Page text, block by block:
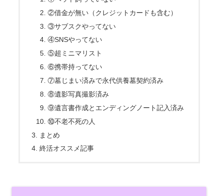
②借金が無い（クレジットカードも含む）
③サブスクやってない
④SNSやってない
⑤超ミニマリスト
⑥携帯持ってない
⑦墓じまい済みで永代供養墓契約済み
⑧遺影写真撮影済み
⑨遺言書作成とエンディングノート記入済み
⑩不老不死の人
まとめ
終活オススメ記事